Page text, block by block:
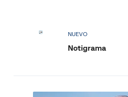
NUEVO
Notigrama